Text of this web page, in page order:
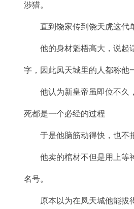
涉猎。
直到饶家传到饶天虎这代单
他的身材魁梧高大，说起话
字，因此凤天城里的人都称他
他认为新皇帝虽即位不久，
死都是一个必经的过程
于是他脑筋动得快，也不把
他卖的棺材不但是用上等神
名号。
原本以为在凤天城他能拔得